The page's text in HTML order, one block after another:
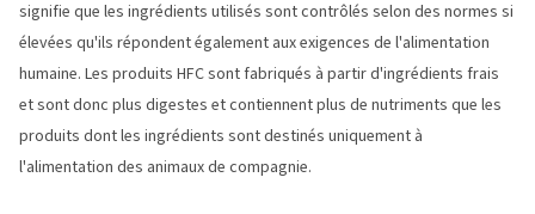
signifie que les ingrédients utilisés sont contrôlés selon des normes si
élevées qu'ils répondent également aux exigences de l'alimentation
humaine. Les produits HFC sont fabriqués à partir d'ingrédients frais
et sont donc plus digestes et contiennent plus de nutriments que les
produits dont les ingrédients sont destinés uniquement à
l'alimentation des animaux de compagnie.